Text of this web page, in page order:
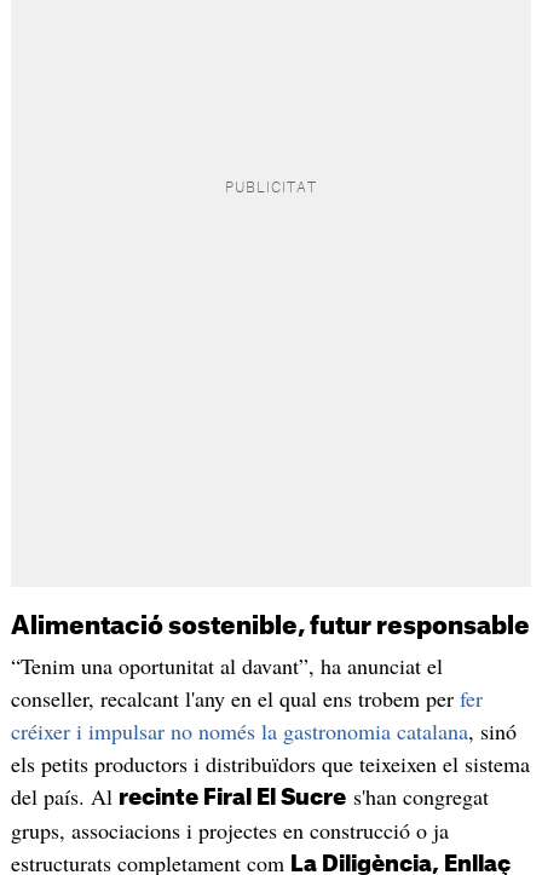
Alimentació sostenible, futur responsable
“Tenim una oportunitat al davant”, ha anunciat el
conseller, recalcant l'any en el qual ens trobem per fer
créixer i impulsar no només la gastronomia catalana, sinó
els petits productors i distribuïdors que teixeixen el sistema
del país. Al recinte Firal El Sucres'han congregat
grups, associacions i projectes en construcció o ja
estructurats completament com La Diligència, Enllaç